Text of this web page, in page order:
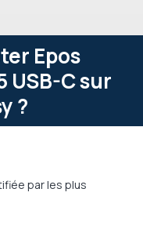
Epos
USB-C sur
?
par les plus